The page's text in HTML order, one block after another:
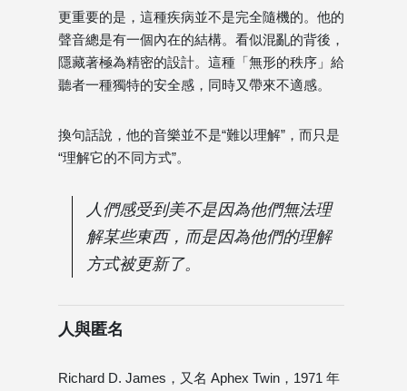
更重要的是，這種疾病並不是完全隨機的。他的
聲音總是有一個內在的結構。看似混亂的背後，
隱藏著極為精密的設計。這種「無形的秩序」給
聽者一種獨特的安全感，同時又帶來不適感。
換句話說，他的音樂並不是“難以理解”，而只是
“理解它的不同方式”。
人們感受到美不是因為他們無法理
解某些東西，而是因為他們的理解
方式被更新了。
人與匿名
Richard D. James，又名 Aphex Twin，1971 年